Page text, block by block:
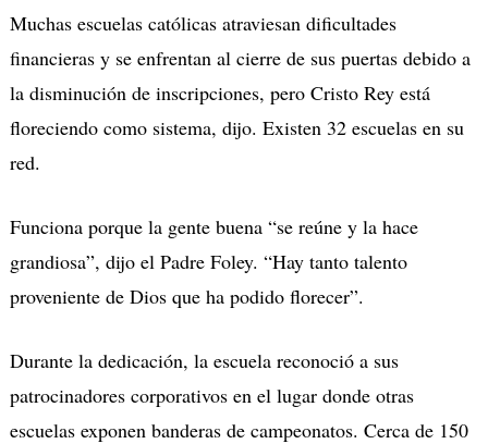
Muchas escuelas católicas atraviesan dificultades
financieras y se enfrentan al cierre de sus puertas debido a
la disminución de inscripciones, pero Cristo Rey está
floreciendo como sistema, dijo. Existen 32 escuelas en su
red.
Funciona porque la gente buena “se reúne y la hace
grandiosa”, dijo el Padre Foley. “Hay tanto talento
proveniente de Dios que ha podido florecer”.
Durante la dedicación, la escuela reconoció a sus
patrocinadores corporativos en el lugar donde otras
escuelas exponen banderas de campeonatos. Cerca de 150